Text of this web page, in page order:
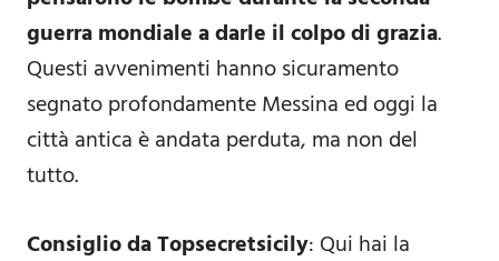
guerra mondiale a darle il colpo di grazia.
Questi avvenimenti hanno sicuramento
segnato profondamente Messina ed oggi la
città antica è andata perduta, ma non del
tutto.
Consiglio da Topsecretsicily: Qui hai la